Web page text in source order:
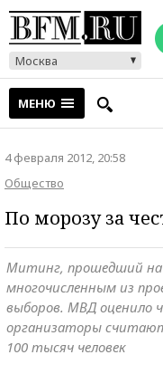
Москва
МЕНЮ
4 февраля 2012, 20:58
Общество
По морозу за
Митинг, прошедший
многочисленным из
выборов. МВД оценило
организаторы
100 тысяч человек